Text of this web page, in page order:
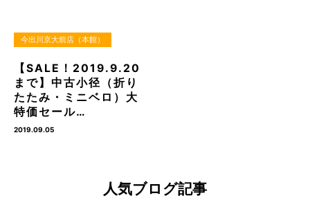
今出川京大前店（本館）
【SALE！2019.9.20
まで】中古小径（折り
たたみ・ミニベロ）大
特価セール…
2019.09.05
人気ブログ記事